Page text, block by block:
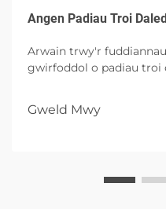
Angen Padiau Troi
Arwain trwy'r
gwirfoddol o padiau troi
Gweld Mwy